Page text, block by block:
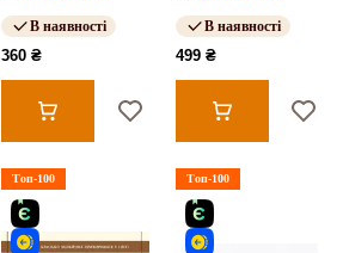
В наявності
360 ₴
В наявності
499 ₴
Топ-100 Топ-100